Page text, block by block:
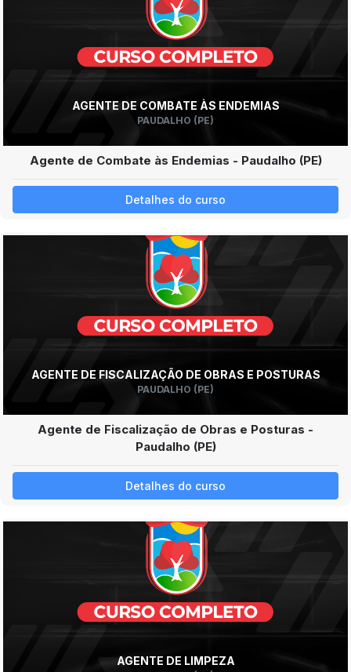
AGENTE DE COMBATE ÀS ENDEMIAS
PAUDALHO (PE)
Agente de Combate às Endemias - Paudalho (PE)
Detalhes do curso
AGENTE DE FISCALIZAÇÃO DE OBRAS E POSTURAS
PAUDALHO (PE)
Agente de Fiscalização de Obras e Posturas -
Paudalho (PE)
Detalhes do curso
AGENTE DE LIMPEZA